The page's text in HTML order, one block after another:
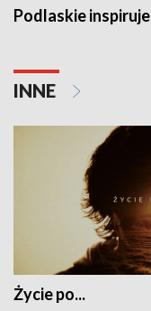
Podlaskie inspiruje
INNE
Życie po...